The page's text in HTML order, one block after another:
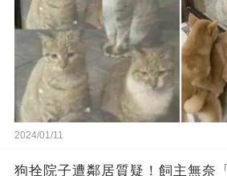
2024/01/11
狗拴院子遭鄰居質疑！飼主無奈